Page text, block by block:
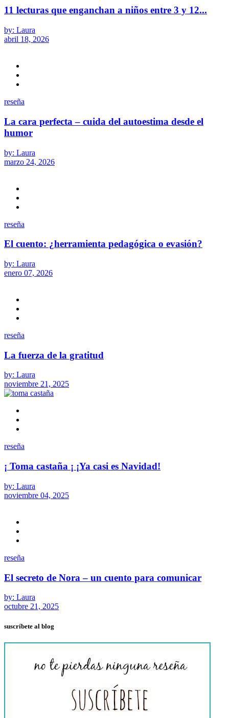
11 lecturas que enganchan a niños entre 3 y 12...
by: Laura
abril 18, 2026
reseña
La cara perfecta – cuida del autoestima desde el
humor
by: Laura
marzo 24, 2026
reseña
El cuento: ¿herramienta pedagógica o evasión?
by: Laura
enero 07, 2026
reseña
La fuerza de la gratitud
by: Laura
noviembre 21, 2025
reseña
¡ Toma castaña ¡ ¡Ya casi es Navidad!
by: Laura
noviembre 04, 2025
reseña
El secreto de Nora – un cuento para comunicar
by: Laura
octubre 21, 2025
suscríbete al blog